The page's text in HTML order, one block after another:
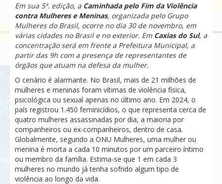
Em sua 5ª. edição, a Caminhada pelo Fim da Violência
contra Mulheres e Meninas, organizada pelo Grupo
Mulheres do Brasil, ocorre no dia 30 de novembro, em
várias cidades no Brasil e no exterior. Em Caxias do Sul, a
concentração será em frente a Prefeitura Municipal, a
partir das 9h com a presença de representantes de
órgãos que atuam na defesa da mulher.
O cenário é alarmante. No Brasil, mais de 21 milhões de
mulheres e meninas foram vítimas de violência física,
psicológica ou sexual apenas no último ano. Em 2024, o
país registrou 1.450 feminicídios, o que representa cerca de
quatro mulheres assassinadas por dia, a maioria por
companheiros ou ex-companheiros, dentro de casa.
Globalmente, segundo a ONU Mulheres, uma mulher ou
menina é morta a cada 10 minutos por um parceiro íntimo
ou membro da família. Estima-se que 1 em cada 3
mulheres no mundo já tenha sofrido algum tipo de
violência ao longo da vida.